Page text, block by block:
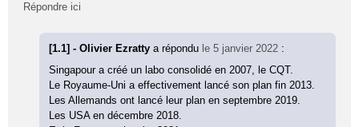
Répondre ici
[1.1] - Olivier Ezrattya répondu le 5 janvier 2022 :
Singapour a créé un labo consolidé en 2007, le CQT.
Le Royaume-Uni a effectivement lancé son plan fin 2013.
Les Allemands ont lancé leur plan en septembre 2019.
Les USA en décembre 2018.